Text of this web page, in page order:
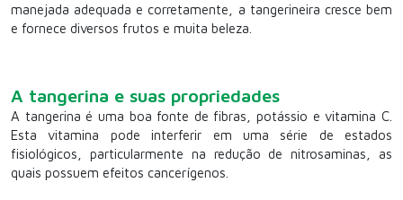
manejada adequada e corretamente, a tangerineira cresce bem
e fornece diversos frutos e muita beleza.
A tangerina e suas propriedades
A tangerina é uma boa fonte de fibras, potássio e vitamina C.
Esta vitamina pode interferir em uma série de estados
fisiológicos, particularmente na redução de nitrosaminas, as
quais possuem efeitos cancerígenos.